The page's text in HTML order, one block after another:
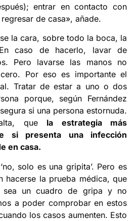
entrar en contacto con
de casa», añade.
la cara, sobre todo la boca, la
caso de hacerlo, lavar de
Pero lavarse las manos no
Por eso es importante el
Tratar de estar a uno o dos
porque, según Fernández
si una persona estornuda.
que la estrategia más
si presenta una infección
en casa.
solo es una gripita’. Pero es
hacerse la prueba médica, que
sea un cuadro de gripa y no
a poder comprobar en estos
los casos aumenten. Esto